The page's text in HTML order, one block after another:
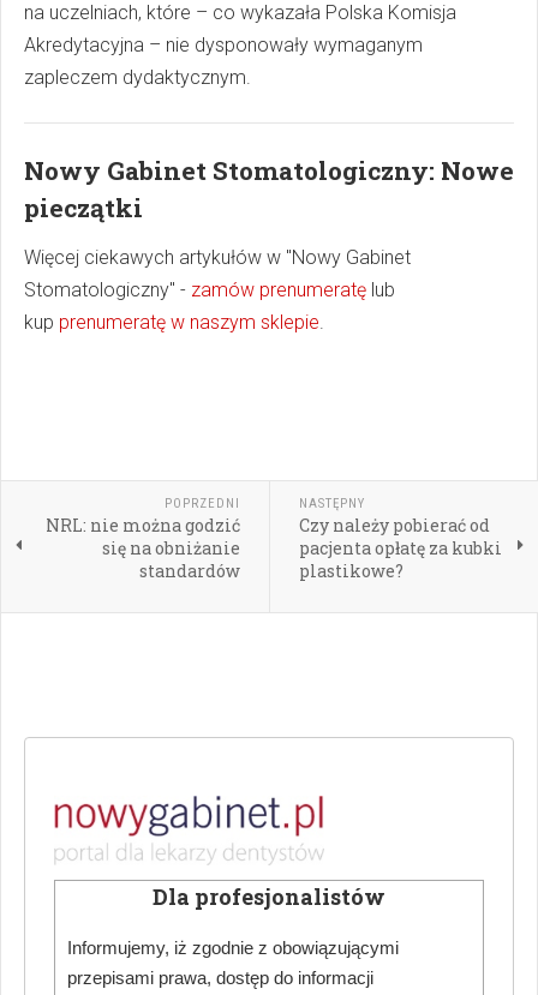
na uczelniach, które – co wykazała Polska Komisja
Akredytacyjna – nie dysponowały wymaganym
zapleczem dydaktycznym.
Nowy Gabinet Stomatologiczny: Nowe
pieczątki
Więcej ciekawych artykułów w "Nowy Gabinet
Stomatologiczny" - zamów prenumeratę lub
kup prenumeratę w naszym sklepie.
POPRZEDNI
NRL: nie można godzić
się na obniżanie
standardów
NASTĘPNY
Czy należy pobierać od
pacjenta opłatę za kubki
plastikowe?
Dla profesjonalistów
Informujemy, iż zgodnie z obowiązującymi
przepisami prawa, dostęp do informacji